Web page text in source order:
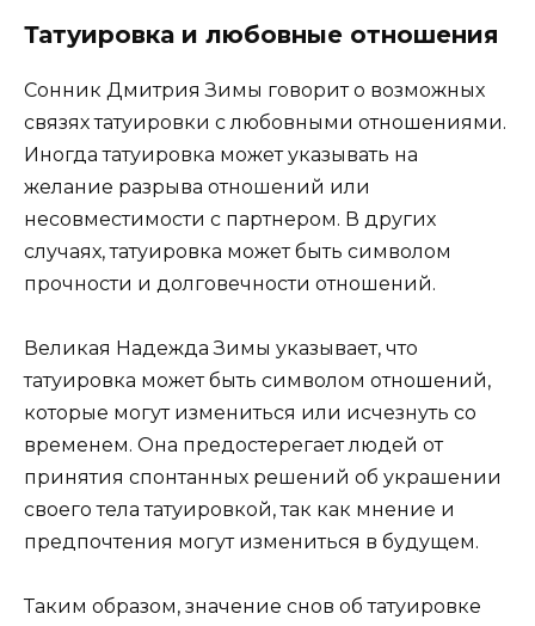
Татуировка и любовные отношения
Сонник Дмитрия Зимы говорит о возможных
связях татуировки с любовными отношениями.
Иногда татуировка может указывать на
желание разрыва отношений или
несовместимости с партнером. В других
случаях, татуировка может быть символом
прочности и долговечности отношений.
Великая Надежда Зимы указывает, что
татуировка может быть символом отношений,
которые могут измениться или исчезнуть со
временем. Она предостерегает людей от
принятия спонтанных решений об украшении
своего тела татуировкой, так как мнение и
предпочтения могут измениться в будущем.
Таким образом, значение снов об татуировке